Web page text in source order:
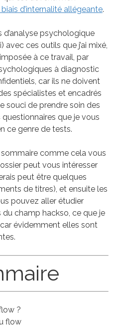
d’internalité allégeante.
d’analyse psychologique
ces outils que j’ai mixé,
imposée à ce travail, par
à diagnostic
car ils ne doivent
spécialistes et encadrés
souci de prendre soin des
que je vous
ce genre de tests.
sommaire comme cela vous
peut vous intéresser
peut être quelques
de titres), et ensuite les
pouvez aller étudier
champ hackso, ce que je
évidemment elles sont
?
flow